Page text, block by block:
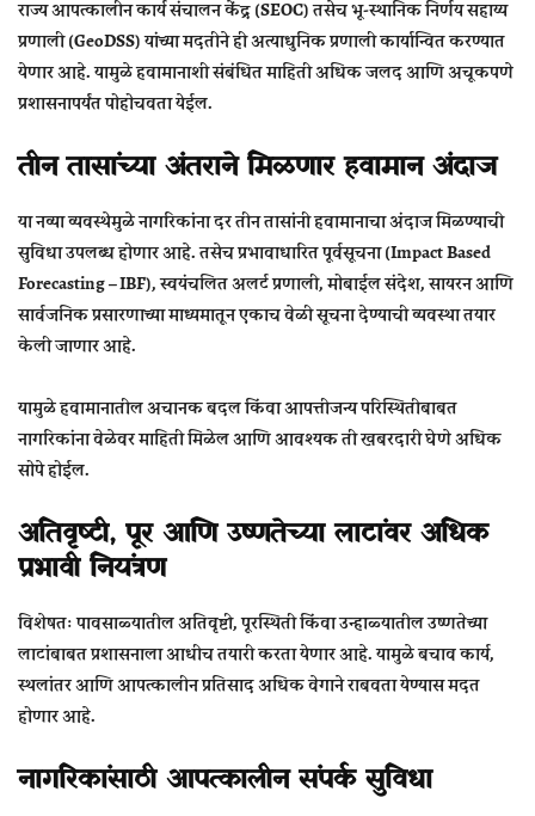
राज्य आपत्कालीन कार्य संचालन केंद्र (SEOC) तसेचभू-स्थानिक निर्णय सहाय्य
प्रणाली (GeoDSS)यांच्या मदतीने ही अत्याधुनिक प्रणाली कार्यान्वित करण्यात
येणार आहे. यामुळे हवामानाशी संबंधित माहिती अधिक जलद आणि अचूकपणे
प्रशासनापर्यंत पोहोचवता येईल.
तीन तासांच्या अंतराने मिळणार हवामान अंदाज
या नव्या व्यवस्थेमुळे नागरिकांनादर तीन तासांनी हवामानाचा अंदाजमिळण्याची
सुविधा उपलब्ध होणार आहे. तसेच प्रभावाधारित पूर्वसूचना (Impact Based
Forecasting – IBF), स्वयंचलित अलर्ट प्रणाली, मोबाईल संदेश, सायरन आणि
सार्वजनिक प्रसारणाच्या माध्यमातून एकाच वेळी सूचना देण्याची व्यवस्था तयार
केली जाणार आहे.
यामुळे हवामानातील अचानक बदल किंवा आपत्तीजन्य परिस्थितीबाबत
नागरिकांना वेळेवर माहिती मिळेल आणि आवश्यक ती खबरदारी घेणे अधिक
सोपे होईल.
अतिवृष्टी, पूर आणि उष्णतेच्या लाटांवर अधिक
प्रभावी नियंत्रण
विशेषतः पावसाळ्यातील अतिवृष्टी, पूरस्थिती किंवा उन्हाळ्यातील उष्णतेच्या
लाटांबाबत प्रशासनाला आधीच तयारी करता येणार आहे. यामुळे बचाव कार्य,
स्थलांतर आणि आपत्कालीन प्रतिसाद अधिक वेगाने राबवता येण्यास मदत
होणार आहे.
नागरिकांसाठी आपत्कालीन संपर्क सुविधा